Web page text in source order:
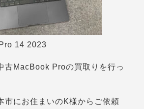
14 2023
古MacBook Proの買取りを行っ
市にお住まいのK様からご依頼